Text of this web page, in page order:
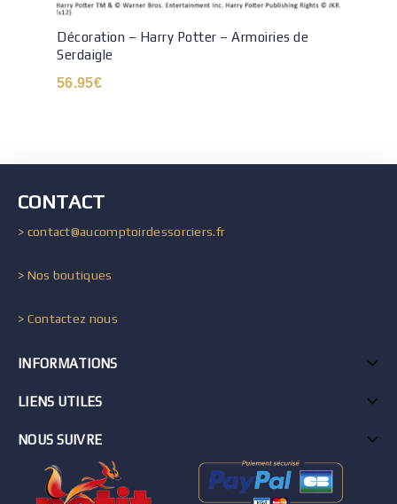
Décoration – Harry Potter – Armoiries de
Serdaigle
56.95€
CONTACT
> contact@aucomptoirdessorciers.fr
> Nos boutiques
> Contactez nous
INFORMATIONS
LIENS UTILES
NOUS SUIVRE